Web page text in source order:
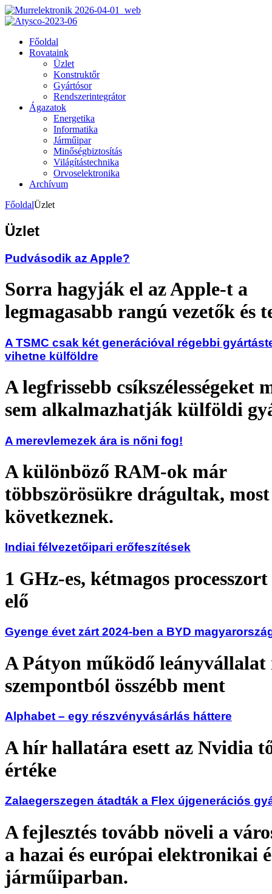
Főoldal
Rovataink
Üzlet
Konstruktőr
Gyártósor
Rendszerintegrátor
Ágazatok
Energetika
Informatika
Járműipar
Minőségbiztosítás
Világítástechnika
Orvoselektronika
Archívum
FőoldalÜzlet
Üzlet
Pudvásodik az Apple?
Sorra hagyják el az Apple-t a
legmagasabb rangú vezetők és
A TSMC csak két generációval régebbi
vihetne külföldre
A legfrissebb csíkszélességeket
sem alkalmazhatják külföldi
A merevlemezek ára is nőni fog!
A különböző RAM-ok már
többszörösükre drágultak,
következnek.
Indiai félvezetőipari erőfeszítések
1 GHz-es, kétmagos
elő
Gyenge évet zárt 2024-ben a BYD
A Pátyon működő leányvállalat
szempontból összébb ment
Alphabet – egy részvényvásárlás háttere
A hír hallatára esett az Nvidia
értéke
Zalaegerszegen átadták a Flex újgenerációs
A fejlesztés tovább növeli a
a hazai és európai elektronikai
járműiparban.